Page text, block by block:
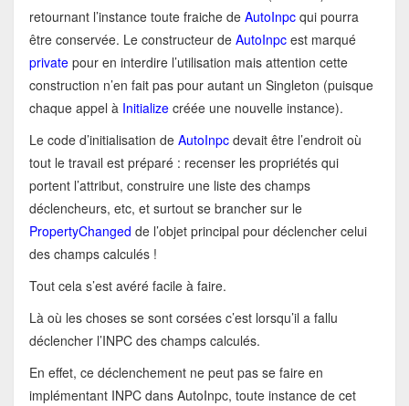
retournant l’instance toute fraiche de AutoInpcqui pourra
être conservée. Le constructeur de AutoInpcest marqué
privatepour en interdire l’utilisation mais attention cette
construction n’en fait pas pour autant un Singleton (puisque
chaque appel à Initializecréée une nouvelle instance).
Le code d’initialisation de AutoInpcdevait être l’endroit où
tout le travail est préparé : recenser les propriétés qui
portent l’attribut, construire une liste des champs
déclencheurs, etc, et surtout se brancher sur le
PropertyChanged de l’objet principal pour déclencher celui
des champs calculés !
Tout cela s’est avéré facile à faire.
Là où les choses se sont corsées c’est lorsqu’il a fallu
déclencher l’INPC des champs calculés.
En effet, ce déclenchement ne peut pas se faire en
implémentant INPC dans AutoInpc, toute instance de cet